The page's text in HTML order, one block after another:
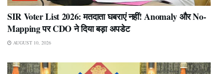
SIR Voter List 2026: मतदाता घबराएं नहीं! Anomaly और No-
Mapping पर CDO ने दिया बड़ा अपडेट
AUGUST 10, 2026